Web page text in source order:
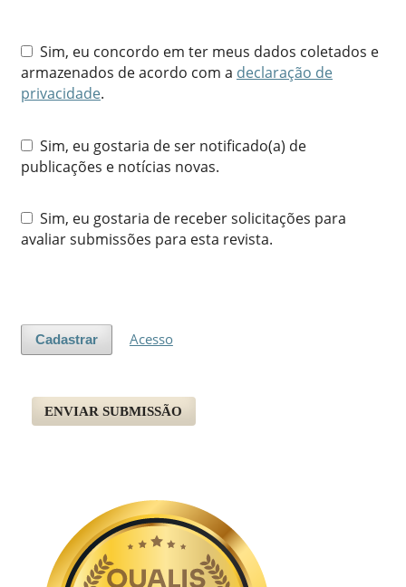
armazenados de acordo com a declaração de
privacidade.
publicações e notícias novas.
avaliar submissões para esta revista.
Cadastrar Acesso
ENVIAR SUBMISSÃO